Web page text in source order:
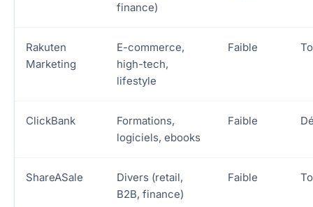
finance)
Rakuten
Marketing
E-commerce,
high-tech,
lifestyle
Faible
ClickBank
Formations,
logiciels, ebooks
Faible
ShareASale
Divers (retail,
B2B, finance)
Faible